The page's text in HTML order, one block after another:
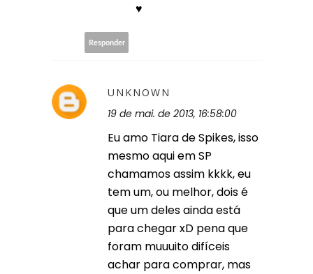
♥
Responder
UNKNOWN
19 de mai. de 2013, 16:58:00
Eu amo Tiara de Spikes, isso
mesmo aqui em SP
chamamos assim kkkk, eu
tem um, ou melhor, dois é
que um deles ainda está
para chegar xD pena que
foram muuuito difíceis
achar para comprar, mas